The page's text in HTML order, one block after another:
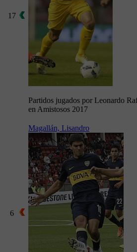
17
Partidos jugados por Leonardo
en Amistosos 2017
6
Magallán, Lisandro